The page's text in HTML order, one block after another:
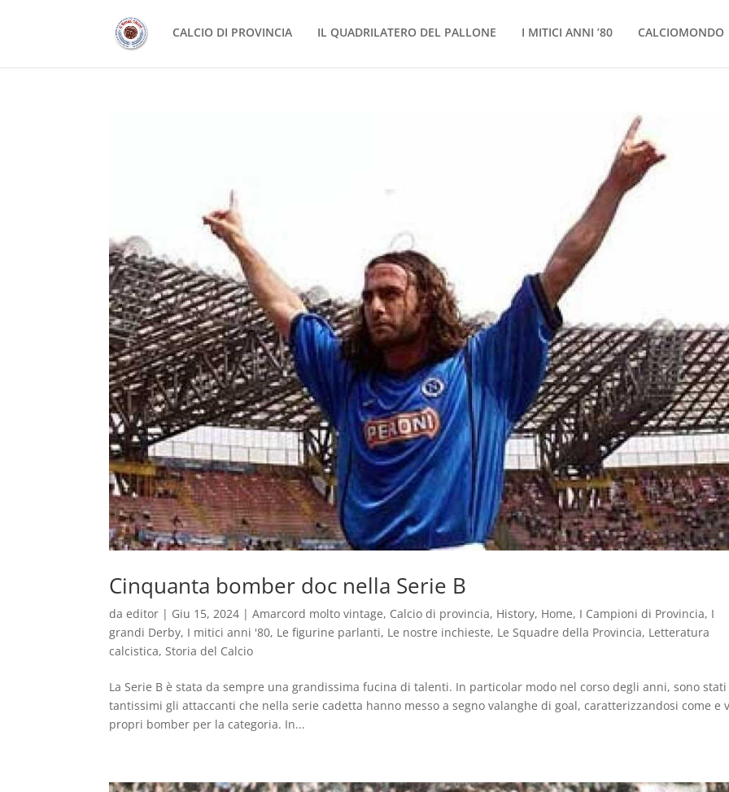
CALCIO DI PROVINCIA IL QUADRILATERO DEL PALLONE I MITICI ANNI ’80 CALCIOMONDO
Cinquanta bomber doc nella Serie B
daeditor | Giu 15, 2024 |Amarcord molto vintage, Calcio di provincia, History, Home, I Campioni di Provincia, I
grandi Derby, I mitici anni '80, Le figurine parlanti, Le nostre inchieste, Le Squadre della Provincia, Letteratura
calcistica, Storia del Calcio
La Serie B è stata da sempre una grandissima fucina di talenti. In particolar modo nel corso degli anni, sono stati
tantissimi gli attaccanti che nella serie cadetta hanno messo a segno valanghe di goal, caratterizzandosi come e
propri bomber per la categoria. In...